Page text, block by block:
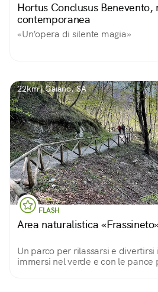
Hortus Conclusus Benevento,
contemporanea
«Un’opera di silente magia»
22km | Gaiano, SA
FLASH
Area naturalistica
Un parco per rilassarsi e
immersi nel verde e con le